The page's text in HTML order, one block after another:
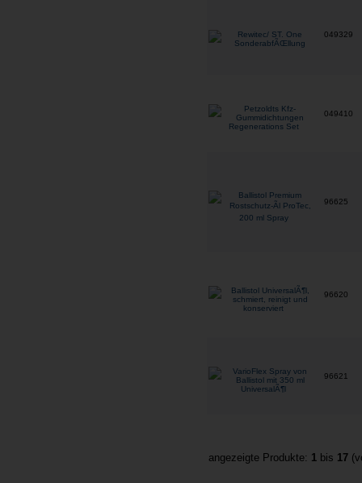
049329
049410
96625
96620
96621
angezeigte Produkte: 1 bis 17